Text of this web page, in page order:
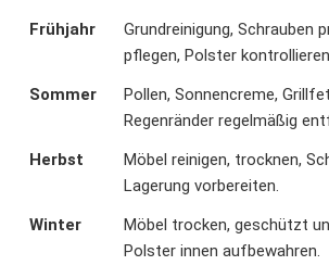
Frühjahr
Grundreinigung, Schrauben
pflegen, Polster
Sommer
Pollen, Sonnencreme,
Regenränder regelmäßig
Herbst
Möbel reinigen, trocknen,
Lagerung vorbereiten.
Winter
Möbel trocken, geschützt
Polster innen aufbewahren.